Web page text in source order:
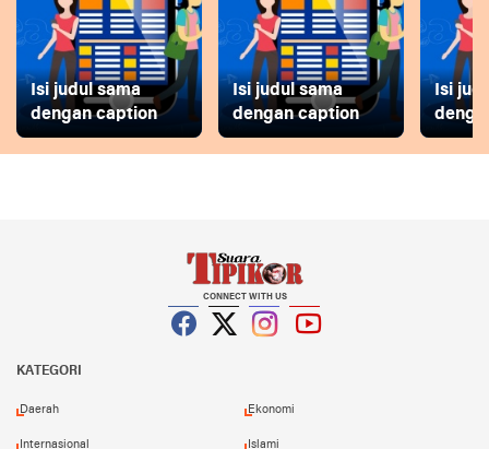
Isi judul sama
dengan caption
Isi judul sama
dengan caption
Isi
CONNECT WITH US
KATEGORI
Daerah Ekonomi
Internasional Islami